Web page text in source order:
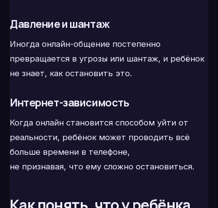
Давление и шантаж
Иногда онлайн-общение постепенно
превращается в угрозы или шантаж, и ребёнок
не знает, как остановить это.
Интернет-зависимость
Когда онлайн становится способом уйти от
реальности, ребёнок может проводить всё
больше времени в телефоне,
не признавая, что ему сложно остановиться.